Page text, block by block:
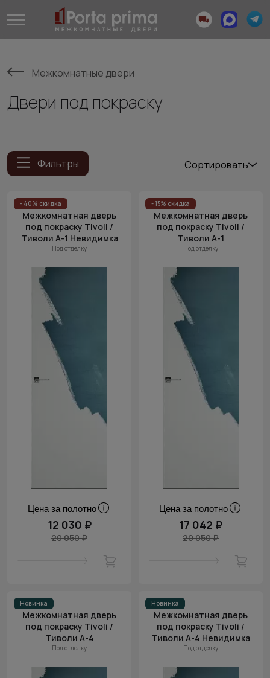
Межкомнатные двери
Двери под покраску
Фильтры
Сортировать
Цена
(возр.)
Цена (убыв.)
Cначала
новинки
- 40% скидка
Межкомнатная дверь
под покраску Tivoli /
Тиволи А-1 Невидимка
Под отделку
Цена за полотно
12 030 ₽
20 050 ₽
- 15% скидка
Межкомнатная дверь
под покраску Tivoli /
Тиволи А-1
Под отделку
Цена за полотно
17 042 ₽
20 050 ₽
Новинка
Межкомнатная дверь
под покраску Tivoli /
Тиволи А-4
Под отделку
Новинка
Межкомнатная дверь
под покраску Tivoli /
Тиволи А-4 Невидимка
Под отделку